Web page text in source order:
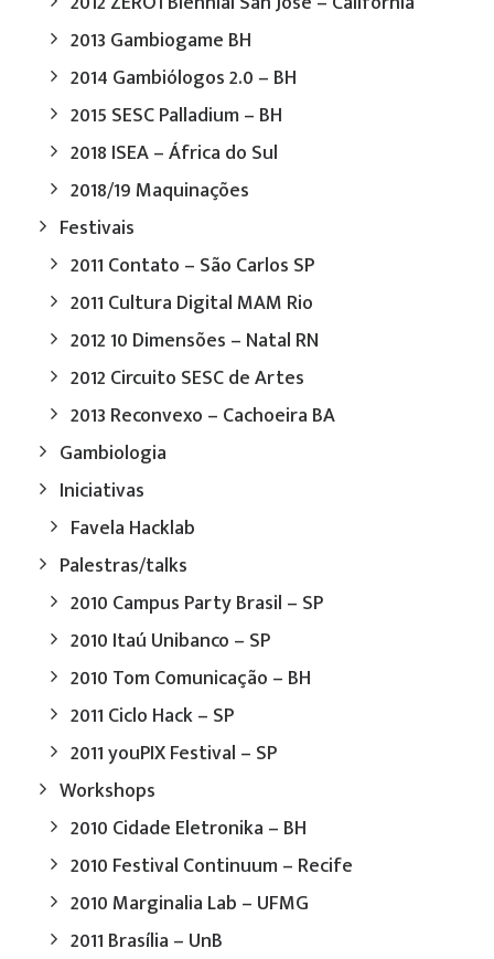
2013 Gambiogame BH
2014 Gambiólogos 2.0 – BH
2015 SESC Palladium – BH
2018 ISEA – África do Sul
2018/19 Maquinações
Festivais
2011 Contato – São Carlos SP
2011 Cultura Digital MAM Rio
2012 10 Dimensões – Natal RN
2012 Circuito SESC de Artes
2013 Reconvexo – Cachoeira BA
Gambiologia
Iniciativas
Favela Hacklab
Palestras/talks
2010 Campus Party Brasil – SP
2010 Itaú Unibanco – SP
2010 Tom Comunicação – BH
2011 Ciclo Hack – SP
2011 youPIX Festival – SP
Workshops
2010 Cidade Eletronika – BH
2010 Festival Continuum – Recife
2010 Marginalia Lab – UFMG
2011 Brasília – UnB